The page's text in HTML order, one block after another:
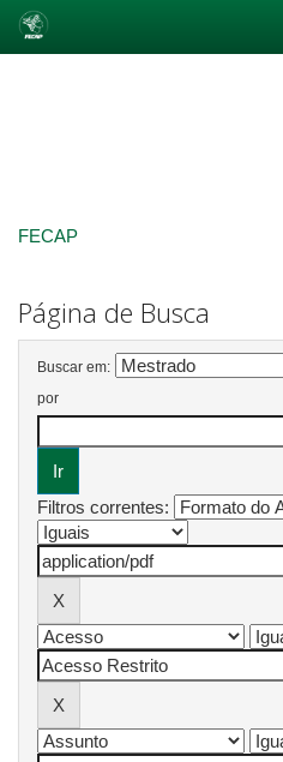
FECAP
Página de Busca
Buscar em:
por
Filtros correntes: